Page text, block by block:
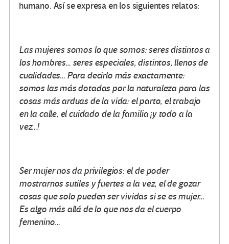
humano. Así se expresa en los siguientes relatos:
Las mujeres somos lo que somos: seres distintos a
los hombres… seres especiales, distintos, llenos de
cualidades… Para decirlo más exactamente:
somos las más dotadas por la naturaleza para las
cosas más arduas de la vida: el parto, el trabajo
en la calle, el cuidado de la familia ¡y todo a la
vez…!
Ser mujer nos da privilegios: el de poder
mostrarnos sutiles y fuertes a la vez, el de gozar
cosas que solo pueden ser vividas si se es mujer…
Es algo más allá de lo que nos da el cuerpo
femenino…